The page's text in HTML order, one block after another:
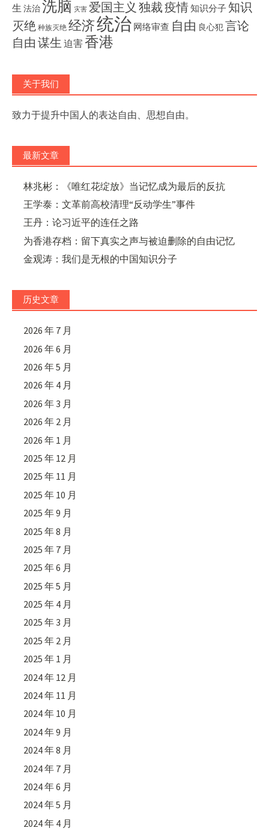
生 法治洗脑 灾害 爱国主义 独裁疫情知识分子 知识
灭绝 种族灭绝 经济统治 网络审查 自由 良心犯言论
自由 谋生 迫害香港
关于我们
致力于提升中国人的表达自由、思想自由。
最新文章
林兆彬：《唯红花绽放》当记忆成为最后的反抗
王学泰：文革前高校清理“反动学生”事件
王丹：论习近平的连任之路
为香港存档：留下真实之声与被迫删除的自由记忆
金观涛：我们是无根的中国知识分子
历史文章
2026 年 7 月
2026 年 6 月
2026 年 5 月
2026 年 4 月
2026 年 3 月
2026 年 2 月
2026 年 1 月
2025 年 12 月
2025 年 11 月
2025 年 10 月
2025 年 9 月
2025 年 8 月
2025 年 7 月
2025 年 6 月
2025 年 5 月
2025 年 4 月
2025 年 3 月
2025 年 2 月
2025 年 1 月
2024 年 12 月
2024 年 11 月
2024 年 10 月
2024 年 9 月
2024 年 8 月
2024 年 7 月
2024 年 6 月
2024 年 5 月
2024 年 4 月